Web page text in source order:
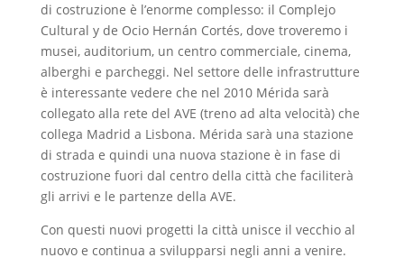
di costruzione è l’enorme complesso: il Complejo
Cultural y de Ocio Hernán Cortés, dove troveremo i
musei, auditorium, un centro commerciale, cinema,
alberghi e parcheggi. Nel settore delle infrastrutture
è interessante vedere che nel 2010 Mérida sarà
collegato alla rete del AVE (treno ad alta velocità) che
collega Madrid a Lisbona. Mérida sarà una stazione
di strada e quindi una nuova stazione è in fase di
costruzione fuori dal centro della città che faciliterà
gli arrivi e le partenze della AVE.
Con questi nuovi progetti la città unisce il vecchio al
nuovo e continua a svilupparsi negli anni a venire.